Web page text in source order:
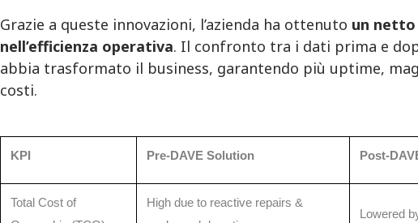
Grazie a queste innovazioni, l’azienda ha ottenuto un netto
nell’efficienza operativa. Il confronto tra i dati prima e
abbia trasformato il business, garantendo più uptime,
costi.
KPI Pre-DAVE Solution Post-
Total Cost of
High due to reactive repairs &
Lowered